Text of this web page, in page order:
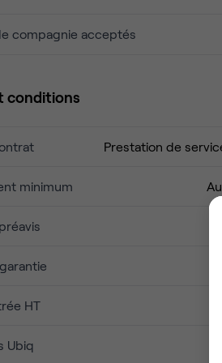
compagnie acceptés
conditions
Prestation de
minimum
HT
Ubiq